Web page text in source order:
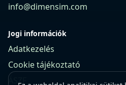
info@dimensim.com
Jogi információk
Adatkezelés
Cookie tájékoztató
ÁSZF